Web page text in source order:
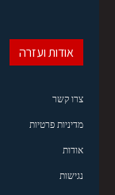
אודות ועזרה
צרו קשר
מדיניות פרטיות
אודות
נגישות